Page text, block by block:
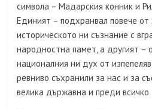
символа – Мадарския конник и
Единият – подхранвал повече от
историческото ни съзнание с
народностна памет, а другият –
националния ни дух от
ревниво съхранили за нас и за
велика държавна и преди